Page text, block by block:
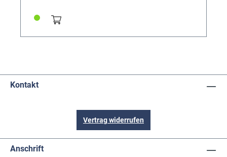
Kontakt
Vertrag widerrufen
Anschrift